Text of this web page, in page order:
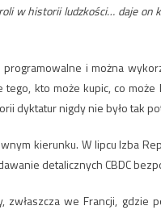
w historii ludzkości… daje on
i można
tego, kto może kupic, co
dyktatur nigdy nie było tak
kierunku. W lipcu Izba
detalicznych CBDC
zwłaszcza we Francji, gdzie